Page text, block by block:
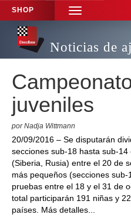
SHOP
TOGGLE
NAVIGATION
Noticias de
juveniles
por Nadja Wittmann
20/09/2016 – Se disputarán
secciones sub-18 hasta sub-
(Siberia, Rusia) entre el 20 de
más pequeños (secciones
pruebas entre el 18 y el 31 de
total participarán 191 niñas y
países. Más detalles...